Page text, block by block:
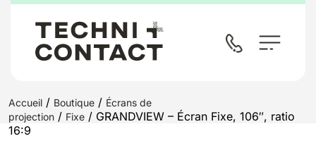
Accueil / Boutique / Écrans de
projection / Fixe / GRANDVIEW – Écran Fixe, 106″, ratio
16:9